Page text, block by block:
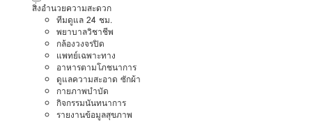
สิ่งอำนวยความสะดวก
ทีมดูแล 24 ชม.
พยาบาลวิชาชีพ
กล้องวงจรปิด
แพทย์เฉพาะทาง
อาหารตามโภชนาการ
ดูแลความสะอาด ซักผ้า
กายภาพบำบัด
กิจกรรมนันทนาการ
รายงานข้อมูลสุขภาพ